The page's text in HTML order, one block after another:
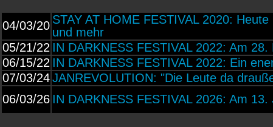
04/03/20 STAY AT HOME FESTIVAL 2020:
und mehr
05/21/22 IN DARKNESS FESTIVAL 2022: Am
06/15/22 IN DARKNESS FESTIVAL 2022: Ein
07/03/24 JANREVOLUTION: "Die Leute da
06/03/26 IN DARKNESS FESTIVAL 2026: Am